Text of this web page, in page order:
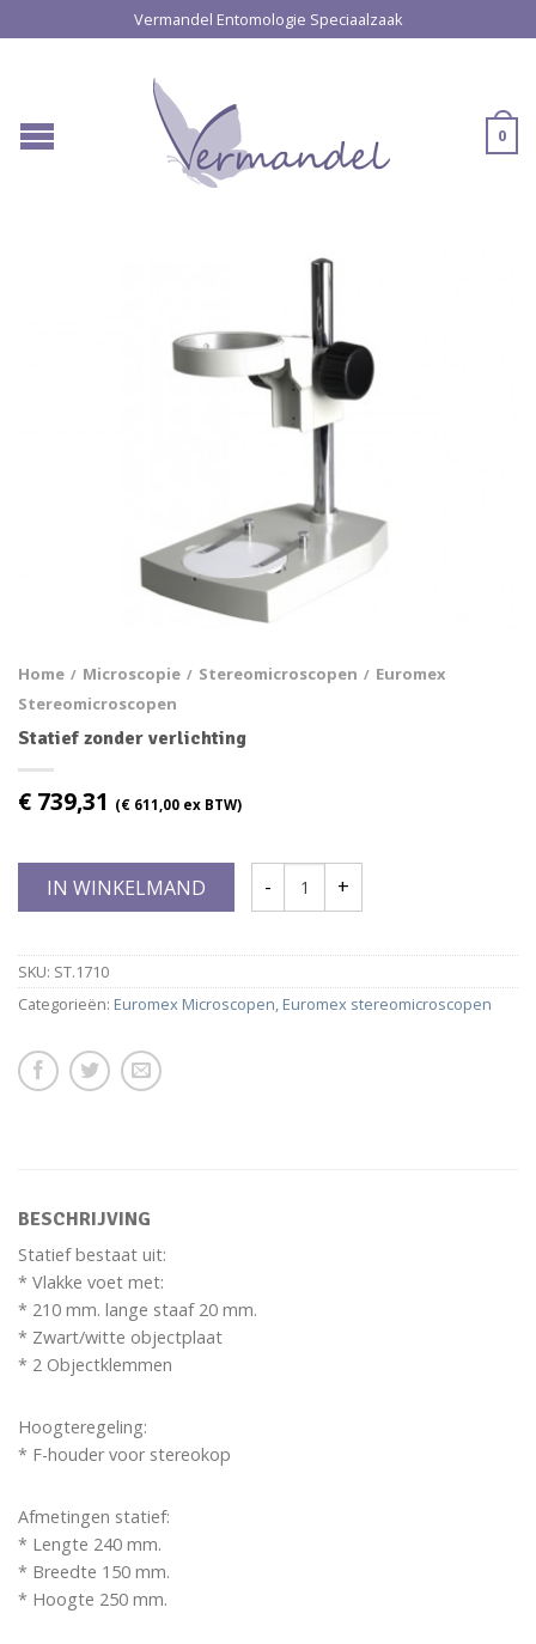
Vermandel Entomologie Speciaalzaak
0
Home / Microscopie / Stereomicroscopen / Euromex
Stereomicroscopen
Statief zonder verlichting
€ 739,31 (€ 611,00 ex BTW)
IN WINKELMAND
SKU: ST.1710
Categorieën: Euromex Microscopen, Euromex stereomicroscopen
BESCHRIJVING
Statief bestaat uit:
* Vlakke voet met:
* 210 mm. lange staaf 20 mm.
* Zwart/witte objectplaat
* 2 Objectklemmen
Hoogteregeling:
* F-houder voor stereokop
Afmetingen statief:
* Lengte 240 mm.
* Breedte 150 mm.
* Hoogte 250 mm.